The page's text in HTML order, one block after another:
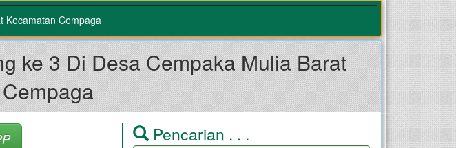
Kecamatan Cempaga
ke 3 Di Desa Cempaka Mulia Barat
Pencarian . . .